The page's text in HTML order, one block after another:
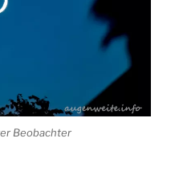
Beobachter